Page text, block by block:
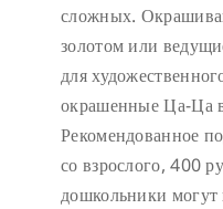
сложных.
золотом или
для
окрашенные Ца-Ца
Рекомендованное
со взрослого, 400
дошкольники могут